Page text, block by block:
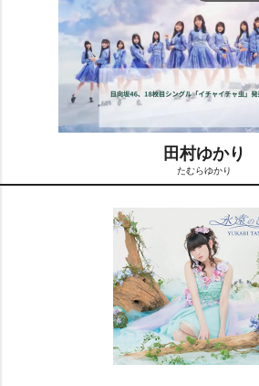
田村ゆかり
たむらゆかり